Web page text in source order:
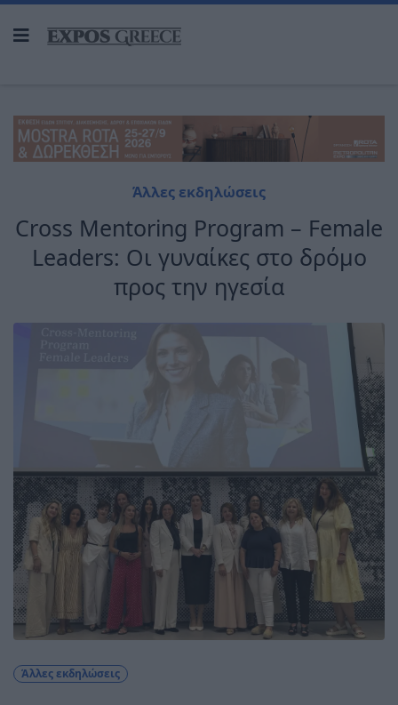
Άλλες εκδηλώσεις
Cross Mentoring Program – Female
Leaders: Οι γυναίκες στο δρόμο
προς την ηγεσία
Άλλες εκδηλώσεις